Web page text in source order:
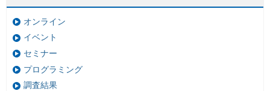
オンライン
イベント
セミナー
プログラミング
調査結果